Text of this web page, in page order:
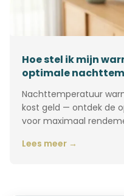
Hoe stel ik mijn
optimale
Nachttemperatuur
kost geld — ontdek de
voor maximaal
Lees meer →